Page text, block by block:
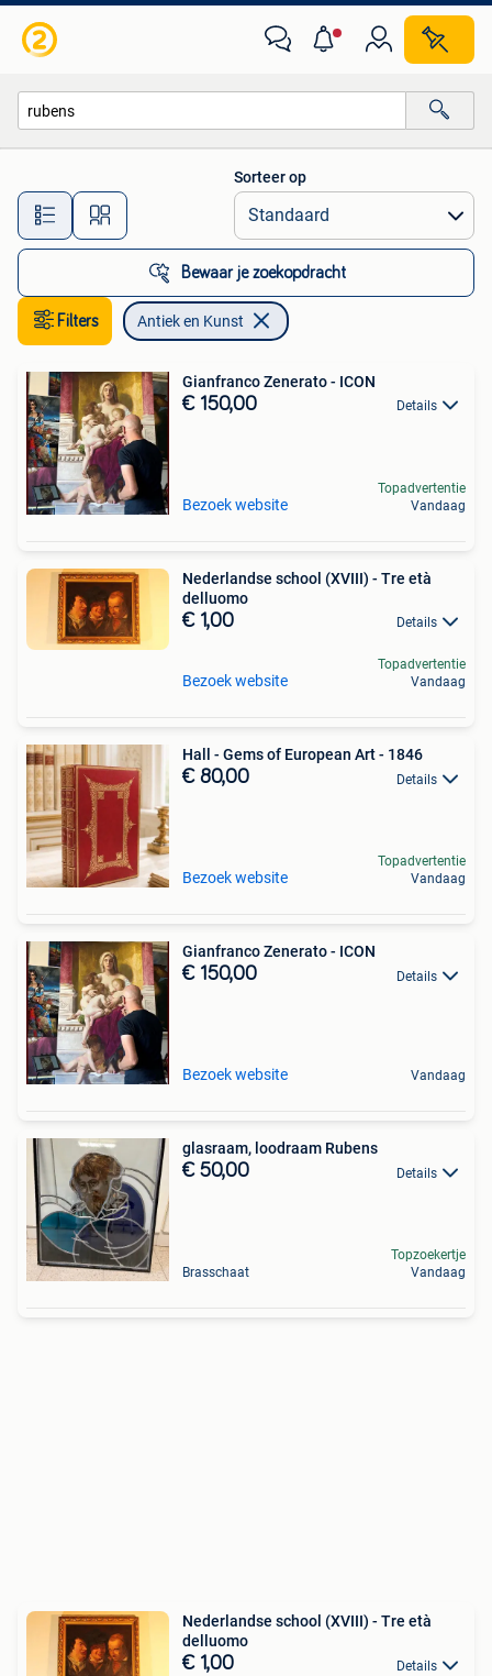
Alle afstanden…
Sorteer op
Bewaar je zoekopdracht
Filters Antiek en Kunst
Gianfranco Zenerato - ICON
€ 150,00 Details
Bezoek website
Topadvertentie
Vandaag
Nederlandse school (XVIII) - Tre età
delluomo
€ 1,00 Details
Bezoek website
Topadvertentie
Vandaag
Hall - Gems of European Art - 1846
€ 80,00 Details
Bezoek website
Topadvertentie
Vandaag
Gianfranco Zenerato - ICON
€ 150,00 Details
Bezoek website Vandaag
glasraam, loodraam Rubens
€ 50,00 Details
Brasschaat
Topzoekertje
Vandaag
Nederlandse school (XVIII) - Tre età
delluomo
€ 1,00 Details